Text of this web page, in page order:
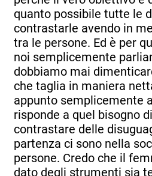
quanto possibile tutte le
contrastarle avendo in
tra le persone. Ed è per
noi semplicemente
dobbiamo mai
che taglia in maniera
appunto semplicemente
risponde a quel bisogno
contrastare delle
partenza ci sono nella
persone. Credo che il
dato degli strumenti sia